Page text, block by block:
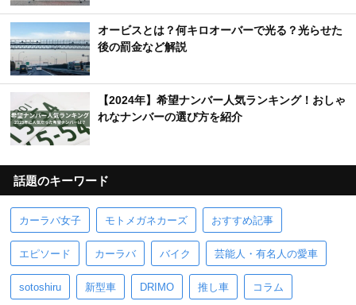
オービスとは？何キロオーバーで光る？光らせた
後の罰金など解説
【2024年】希望ナンバー人気ランキング！おしゃ
れなナンバーの選び方を紹介
話題のキーワード
カーラバ女子 モトメガネカーズ おすすめ記事
エピソード カーラバ バイク 芸能人・有名人の愛車
sotoshiru 新型車 DRIMO 推し車 コラム